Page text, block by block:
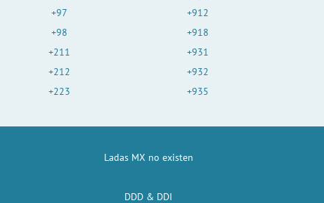
+97
+98
+211
+212
+223
+912
+918
+931
+932
+935
Ladas MX no existen
DDD & DDI